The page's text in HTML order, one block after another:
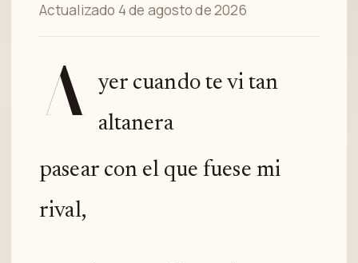
Actualizado 4 de agosto de 2026
A
yer cuando te vi tan
altanera
pasear con el que fuese mi
rival,